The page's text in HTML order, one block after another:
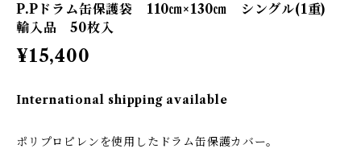
P.Pドラム缶保護袋 110㎝×130㎝ シングル(1重)
輸入品 50枚入
¥15,400
International shipping available
ポリプロピレンを使用したドラム缶保護カバー。